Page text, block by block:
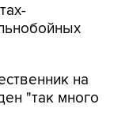
на
"так много